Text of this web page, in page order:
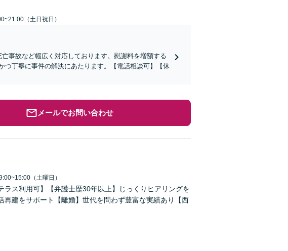
（土日祝日）
事故など幅広く対応しております。慰謝料を増額する
つ丁寧に事件の解決にあたります。【電話相談可】【休
メールでお問い合わせ
（土曜日）
ス利用可】【弁護士歴30年以上】じっくりヒアリングを
建をサポート【離婚】世代を問わず豊富な実績あり【西